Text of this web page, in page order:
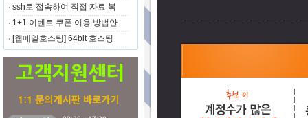
ssh로 접속하여 직접 자료 복
1+1 이벤트 쿠폰 이용 방법안
[웹메일호스팅] 64bit 호스팅